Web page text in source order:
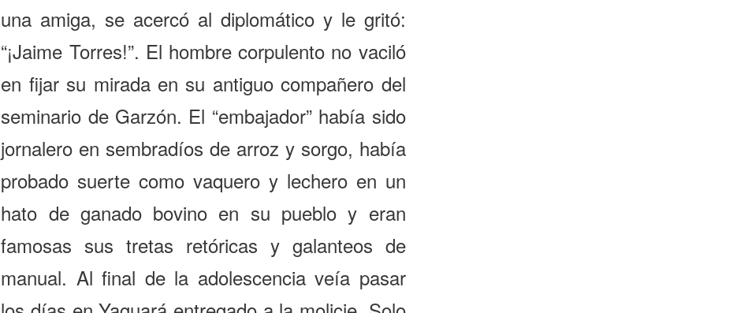
una amiga, se acercó al diplomático y le gritó:
“¡Jaime Torres!”. El hombre corpulento no vaciló
en fijar su mirada en su antiguo compañero del
seminario de Garzón. El “embajador” había sido
jornalero en sembradíos de arroz y sorgo, había
probado suerte como vaquero y lechero en un
hato de ganado bovino en su pueblo y eran
famosas sus tretas retóricas y galanteos de
manual. Al final de la adolescencia veía pasar